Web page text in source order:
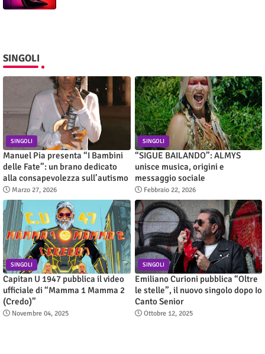
SINGOLI
SINGOLI
Manuel Pia presenta “I Bambini
delle Fate”: un brano dedicato
alla consapevolezza sull’autismo
Marzo 27, 2026
SINGOLI
“SIGUE BAILANDO”: ALMYS
unisce musica, origini e
messaggio sociale
Febbraio 22, 2026
SINGOLI
Capitan U 1947 pubblica il video
ufficiale di “Mamma 1 Mamma 2
(Credo)”
Novembre 04, 2025
SINGOLI
Emiliano Curioni pubblica “Oltre
le stelle”, il nuovo singolo dopo Io
Canto Senior
Ottobre 12, 2025